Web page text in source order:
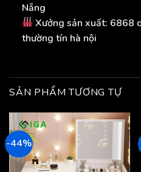
Nẵng
Xưởng sản xuất: 6868
thường tín hà nội
SẢN PHẨM TƯƠNG TỰ
-44%